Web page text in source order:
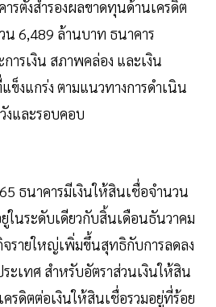
รตั้งสำรองผลขาดทุนด้านเครดิต
น 6,489 ล้านบาท ธนาคาร
การเงิน สภาพคล่อง และเงิน
งแกร่ง ตามแนวทางการดำเนิน
งและรอบคอบ
ธนาคารมีเงินให้สินเชื่อจำนวน
ในระดับเดียวกับสิ้นเดือนธันวาคม
รายใหญ่เพิ่มขึ้นสุทธิกับการลดลง
ะเทศ สำหรับอัตราส่วนเงินให้สิน
รดิตต่อเงินให้สินเชื่อรวมอยู่ที่ร้อย